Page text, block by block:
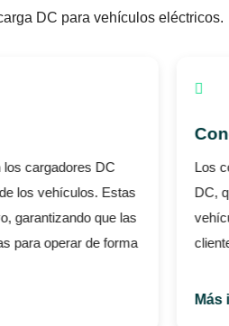
DC para vehículos eléctricos.
su operativa con cargadores
para demostraciones y
optimiza la experiencia del
real de los vehículos